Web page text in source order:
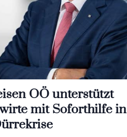
OÖ unterstützt
mit Soforthilfe in